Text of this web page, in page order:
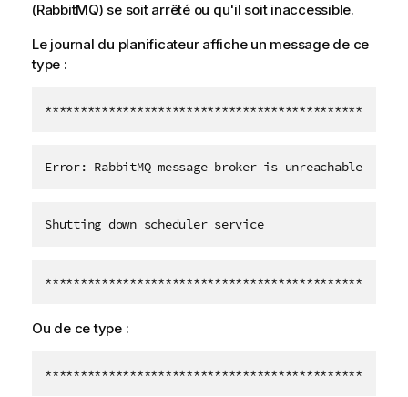
(RabbitMQ) se soit arrêté ou qu'il soit inaccessible.
Le journal du planificateur affiche un message de ce
type :
*********************************************
Error: RabbitMQ message broker is unreachable
Shutting down scheduler service
*********************************************
Ou de ce type :
*********************************************